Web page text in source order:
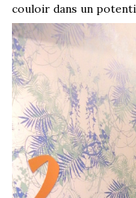
couloir dans un